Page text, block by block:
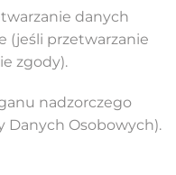
danych
(jeśli przetwarzanie
zgody).
nadzorczego
Danych Osobowych).